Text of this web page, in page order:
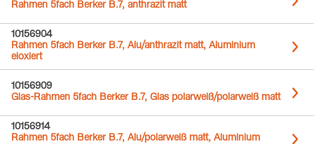
Rahmen 5fach Berker B.7, anthrazit matt
10156904
Rahmen 5fach Berker B.7, Alu/anthrazit matt, Aluminium
eloxiert
10156909
Glas-Rahmen 5fach Berker B.7, Glas polarweiß/polarweiß matt
10156914
Rahmen 5fach Berker B.7, Alu/polarweiß matt, Aluminium